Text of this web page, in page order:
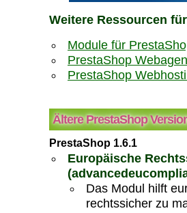
Weitere Ressourcen
Module für
PrestaShop
PrestaShop
Ältere PrestaShop
PrestaShop 1.6.1
Europäische
Das Modul hilft
rechtssicher zu